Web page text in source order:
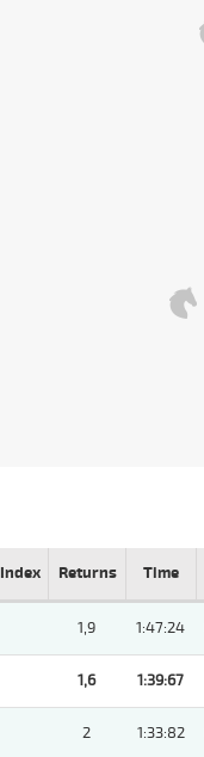
Index Returns Time
1,9 1:47:24
1,6 1:39:67
2 1:33:82